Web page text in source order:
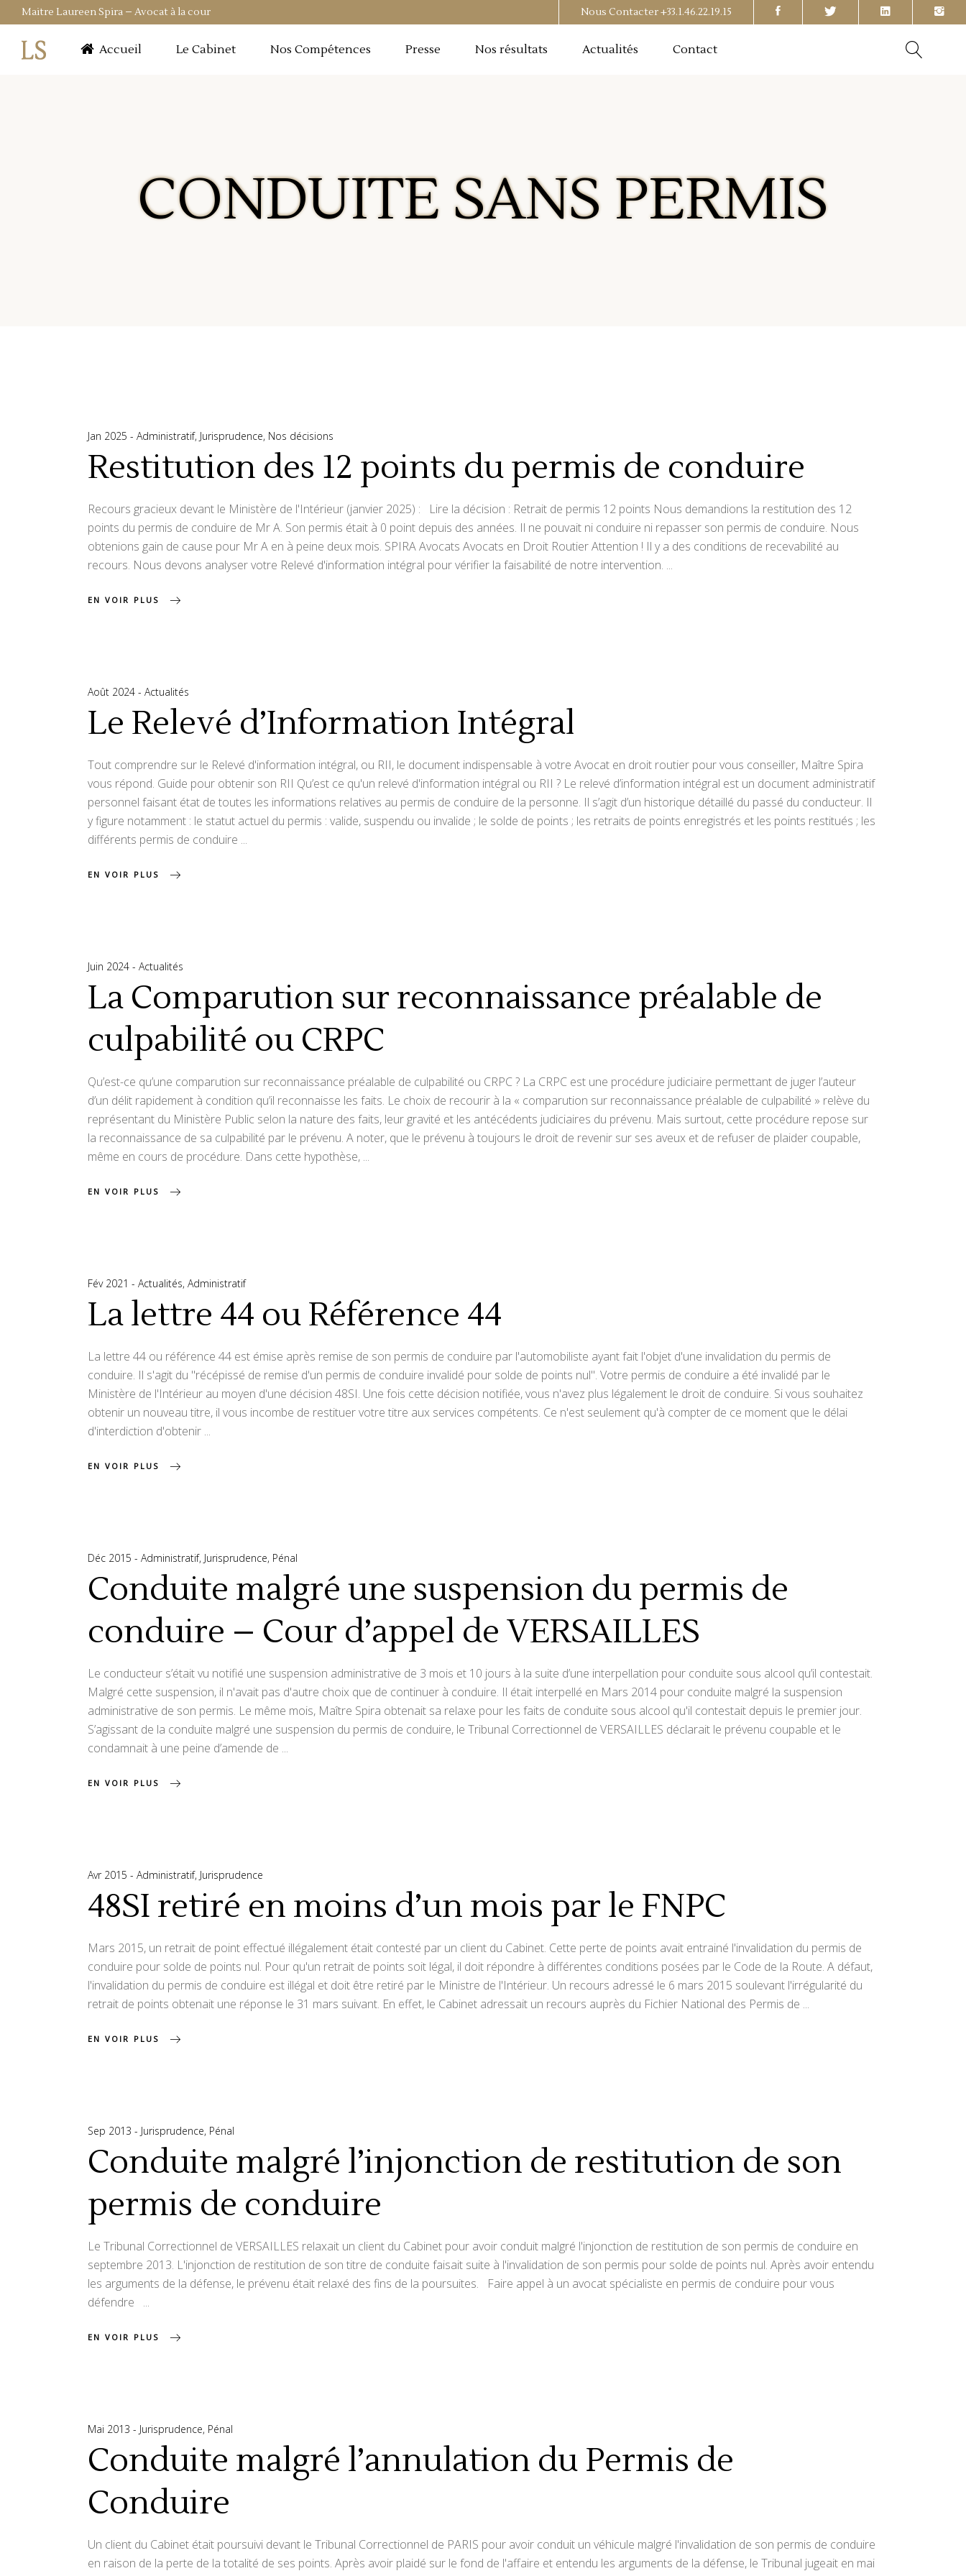
Maitre Laureen Spira – Avocat à la cour Nous Contacter+33.1.46.22.19.15
Accueil Le Cabinet Nos Compétences Presse Nos résultats Actualités Contact
CONDUITE SANS PERMIS
Jan 2025 Administratif, Jurisprudence, Nos décisions
Restitution des 12 points du permis de conduire
Recours gracieux devant le Ministère de l'Intérieur (janvier 2025) : Lire la décision : Retrait de permis 12 points Nous demandions la restitution des 12
points du permis de conduire de Mr A. Son permis était à 0 point depuis des années. Il ne pouvait ni conduire ni repasser son permis de conduire. Nous
obtenions gain de cause pour Mr A en à peine deux mois. SPIRA Avocats Avocats en Droit Routier Attention ! Il y a des conditions de recevabilité au
recours. Nous devons analyser votre Relevé d'information intégral pour vérifier la faisabilité de notre intervention.
EN VOIR PLUS
Août 2024 Actualités
Le Relevé d’Information Intégral
Tout comprendre sur le Relevé d'information intégral, ou RII, le document indispensable à votre Avocat en droit routier pour vous conseiller, Maître Spira
vous répond. Guide pour obtenir son RII Qu’est ce qu'un relevé d'information intégral ou RII ? Le relevé d’information intégral est un document administratif
personnel faisant état de toutes les informations relatives au permis de conduire de la personne. Il s’agit d’un historique détaillé du passé du conducteur. Il
y figure notamment : le statut actuel du permis : valide, suspendu ou invalide ; le solde de points ; les retraits de points enregistrés et les points restitués ; les
différents permis de conduire
EN VOIR PLUS
Juin 2024 Actualités
La Comparution sur reconnaissance préalable de
culpabilité ou CRPC
Qu’est-ce qu’une comparution sur reconnaissance préalable de culpabilité ou CRPC ? La CRPC est une procédure judiciaire permettant de juger l’auteur
d’un délit rapidement à condition qu’il reconnaisse les faits. Le choix de recourir à la « comparution sur reconnaissance préalable de culpabilité » relève du
représentant du Ministère Public selon la nature des faits, leur gravité et les antécédents judiciaires du prévenu. Mais surtout, cette procédure repose sur
la reconnaissance de sa culpabilité par le prévenu. A noter, que le prévenu à toujours le droit de revenir sur ses aveux et de refuser de plaider coupable,
même en cours de procédure. Dans cette hypothèse,
EN VOIR PLUS
Fév 2021 Actualités, Administratif
La lettre 44 ou Référence 44
La lettre 44 ou référence 44 est émise après remise de son permis de conduire par l'automobiliste ayant fait l'objet d'une invalidation du permis de
conduire. Il s'agit du "récépissé de remise d'un permis de conduire invalidé pour solde de points nul". Votre permis de conduire a été invalidé par le
Ministère de l'Intérieur au moyen d'une décision 48SI. Une fois cette décision notifiée, vous n'avez plus légalement le droit de conduire. Si vous souhaitez
obtenir un nouveau titre, il vous incombe de restituer votre titre aux services compétents. Ce n'est seulement qu'à compter de ce moment que le délai
d'interdiction d'obtenir
EN VOIR PLUS
Déc 2015 Administratif, Jurisprudence, Pénal
Conduite malgré une suspension du permis de
conduire – Cour d’appel de VERSAILLES
Le conducteur s’était vu notifié une suspension administrative de 3 mois et 10 jours à la suite d’une interpellation pour conduite sous alcool qu’il contestait.
Malgré cette suspension, il n'avait pas d'autre choix que de continuer à conduire. Il était interpellé en Mars 2014 pour conduite malgré la suspension
administrative de son permis. Le même mois, Maître Spira obtenait sa relaxe pour les faits de conduite sous alcool qu'il contestait depuis le premier jour.
S’agissant de la conduite malgré une suspension du permis de conduire, le Tribunal Correctionnel de VERSAILLES déclarait le prévenu coupable et le
condamnait à une peine d’amende de
EN VOIR PLUS
Avr 2015 Administratif, Jurisprudence
48SI retiré en moins d’un mois par le FNPC
Mars 2015, un retrait de point effectué illégalement était contesté par un client du Cabinet. Cette perte de points avait entrainé l'invalidation du permis de
conduire pour solde de points nul. Pour qu'un retrait de points soit légal, il doit répondre à différentes conditions posées par le Code de la Route. A défaut,
l'invalidation du permis de conduire est illégal et doit être retiré par le Ministre de l'Intérieur. Un recours adressé le 6 mars 2015 soulevant l'irrégularité du
retrait de points obtenait une réponse le 31 mars suivant. En effet, le Cabinet adressait un recours auprès du Fichier National des Permis de
EN VOIR PLUS
Sep 2013 Jurisprudence, Pénal
Conduite malgré l’injonction de restitution de son
permis de conduire
Le Tribunal Correctionnel de VERSAILLES relaxait un client du Cabinet pour avoir conduit malgré l'injonction de restitution de son permis de conduire en
septembre 2013. L'injonction de restitution de son titre de conduite faisait suite à l'invalidation de son permis pour solde de points nul. Après avoir entendu
les arguments de la défense, le prévenu était relaxé des fins de la poursuites. Faire appel à un avocat spécialiste en permis de conduire pour vous
défendre
EN VOIR PLUS
Mai 2013 Jurisprudence, Pénal
Conduite malgré l’annulation du Permis de
Conduire
Un client du Cabinet était poursuivi devant le Tribunal Correctionnel de PARIS pour avoir conduit un véhicule malgré l'invalidation de son permis de conduire
en raison de la perte de la totalité de ses points. Après avoir plaidé sur le fond de l'affaire et entendu les arguments de la défense, le Tribunal jugeait en mai